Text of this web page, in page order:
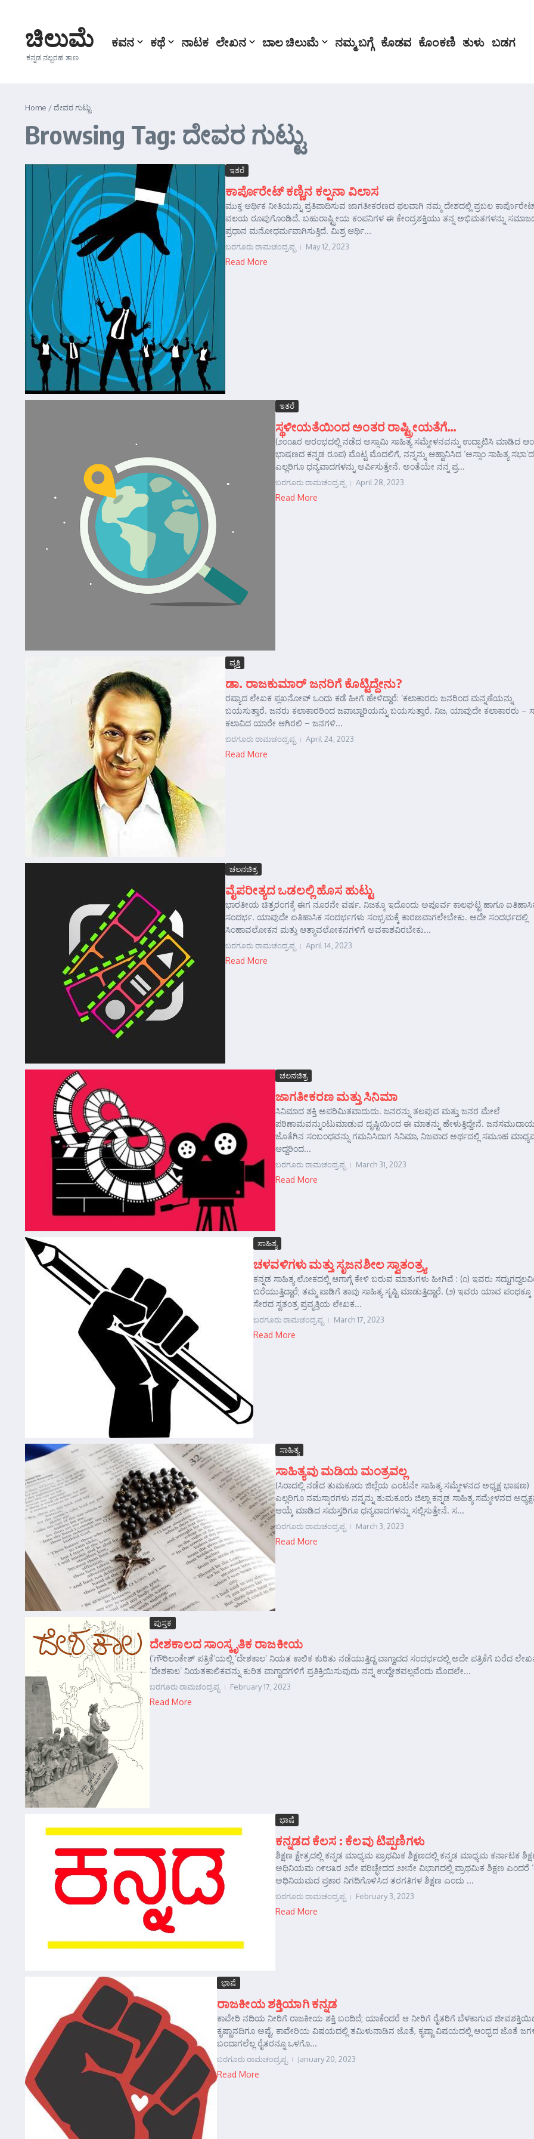
ಚಿಲುಮೆ
ಕನ್ನಡ ನಲ್ಬರಹ ತಾಣ
ಕವನ ಕಥೆ ನಾಟಕ ಲೇಖನ ಬಾಲ ಚಿಲುಮೆ ನಮ್ಮ ಬಗ್ಗೆ ಕೊಡವ ಕೊಂಕಣಿ ತುಳು ಬಡಗ
Home /ದೇವರ ಗುಟ್ಟು
Browsing Tag: ದೇವರ ಗುಟ್ಟು
ಇತರೆ
ಕಾರ್ಪೊರೇಟ್ ಕಣ್ಣಿನ ಕಲ್ಪನಾ ವಿಲಾಸ
ಮುಕ್ತ ಆರ್ಥಿಕ ನೀತಿಯನ್ನು ಪ್ರತಿಪಾದಿಸುವ ಜಾಗತೀಕರಣದ ಫಲವಾಗಿ ನಮ್ಮ ದೇಶದಲ್ಲಿ ಪ್ರಬಲ
ವಲಯ ರೂಪುಗೊಂಡಿದೆ. ಬಹುರಾಷ್ಟ್ರೀಯ ಕಂಪನಿಗಳ ಈ ಕೇಂದ್ರಶಕ್ತಿಯು ತನ್ನ ಅಭಿಮತಗಳನ್ನು
ಪ್ರಧಾನ ಮನೋಧರ್ಮವಾಗಿಸುತ್ತಿದೆ. ಮಿಶ್ರ ಆರ್ಥಿ...
ಬರಗೂರು ರಾಮಚಂದ್ರಪ್ಪ May 12, 2023
Read More
ಇತರೆ
ಸ್ಥಳೀಯತೆಯಿಂದ ಅಂತರ ರಾಷ್ಟ್ರೀಯತೆಗೆ…
(೨೦೧೩ರ ಆರಂಭದಲ್ಲಿ ನಡೆದ ಅಸ್ಸಾಮಿ ಸಾಹಿತ್ಯ ಸಮ್ಮೇಳನವನ್ನು ಉದ್ಘಾಟಿಸಿ ಮಾಡಿದ
ಭಾಷಣದ ಕನ್ನಡ ರೂಪ) ಮೊಟ್ಟ ಮೊದಲಿಗೆ, ನನ್ನನ್ನು ಆಹ್ವಾನಿಸಿದ ‘ಅಸ್ಸಾಂ ಸಾಹಿತ್ಯ ಸಭಾ’ದ
ಎಲ್ಲರಿಗೂ ಧನ್ಯವಾದಗಳನ್ನು ಅರ್ಪಿಸುತ್ತೇನೆ. ಅಂತೆಯೇ ನನ್ನ ಪ್ರ...
ಬರಗೂರು ರಾಮಚಂದ್ರಪ್ಪ April 28, 2023
Read More
ವ್ಯಕ್ತಿ
ಡಾ. ರಾಜಕುಮಾರ್‌ ಜನರಿಗೆ ಕೊಟ್ಟಿದ್ದೇನು?
ರಷ್ಯಾದ ಲೇಖಕ ಪ್ಲಖನೋವ್ ಒಂದು ಕಡೆ ಹೀಗೆ ಹೇಳಿದ್ದಾರೆ: ‘ಕಲಾಕಾರರು ಜನರಿಂದ ಮನ್ನಣೆಯನ್ನು
ಬಯಸುತ್ತಾರೆ. ಜನರು ಕಲಾಕಾರರಿಂದ ಜವಾಬ್ದಾರಿಯನ್ನು ಬಯಸುತ್ತಾರೆ. ನಿಜ, ಯಾವುದೇ ಕಲಾಕಾರರು –
ಕಲಾವಿದ ಯಾರೇ ಆಗಿರಲಿ – ಜನಗಳಿ...
ಬರಗೂರು ರಾಮಚಂದ್ರಪ್ಪ April 24, 2023
Read More
ಚಲನಚಿತ್ರ
ವೈಪರೀತ್ಯದ ಒಡಲಲ್ಲಿ ಹೊಸ ಹುಟ್ಟು
ಭಾರತೀಯ ಚಿತ್ರರಂಗಕ್ಕೆ ಈಗ ನೂರನೇ ವರ್ಷ. ನಿಜಕ್ಕೂ ಇದೊಂದು ಅಪೂರ್ವ ಕಾಲಘಟ್ಟ ಹಾಗೂ
ಸಂದರ್ಭ. ಯಾವುದೇ ಐತಿಹಾಸಿಕ ಸಂದರ್ಭಗಳು ಸಂಭ್ರಮಕ್ಕೆ ಕಾರಣವಾಗಲೇಬೇಕು. ಅದೇ ಸಂದರ್ಭದಲ್ಲಿ
ಸಿಂಹಾವಲೋಕನ ಮತ್ತು ಆತ್ಮಾವಲೋಕನಗಳಿಗೆ ಅವಕಾಶವಿರಬೇಕು...
ಬರಗೂರು ರಾಮಚಂದ್ರಪ್ಪ April 14, 2023
Read More
ಚಲನಚಿತ್ರ
ಜಾಗತೀಕರಣ ಮತ್ತು ಸಿನಿಮಾ
ಸಿನಿಮಾದ ಶಕ್ತಿ ಅಪರಿಮಿತವಾದುದು. ಜನರನ್ನು ತಲಪುವ ಮತ್ತು ಜನರ ಮೇಲೆ
ಪರಿಣಾಮವನ್ನುಂಟುಮಾಡುವ ದೃಷ್ಟಿಯಿಂದ ಈ ಮಾತನ್ನು ಹೇಳುತ್ತಿದ್ದೇನೆ.
ಜೊತೆಗಿನ ಸಂಬಂಧವನ್ನು ಗಮನಿಸಿದಾಗ ಸಿನಿಮಾ, ನಿಜವಾದ ಅರ್ಥದಲ್ಲಿ ಸಮೂಹ
ಆದ್ದರಿಂದ...
ಬರಗೂರು ರಾಮಚಂದ್ರಪ್ಪ March 31, 2023
Read More
ಸಾಹಿತ್ಯ
ಚಳವಳಿಗಳು ಮತ್ತು ಸೃಜನಶೀಲ ಸ್ವಾತಂತ್ರ್ಯ
ಕನ್ನಡ ಸಾಹಿತ್ಯ ಲೋಕದಲ್ಲಿ ಆಗಾಗ್ಗೆ ಕೇಳಿ ಬರುವ ಮಾತುಗಳು ಹೀಗಿವೆ : (೧) ಇವರು
ಬರೆಯುತ್ತಿದ್ದಾರೆ; ತಮ್ಮ ಪಾಡಿಗೆ ತಾವು ಸಾಹಿತ್ಯ ಸೃಷ್ಟಿ ಮಾಡುತ್ತಿದ್ದಾರೆ. (೨) ಇವರು ಯಾವ ಪಂಥಕ್ಕೂ
ಸೇರದ ಸ್ವತಂತ್ರ ಪ್ರವೃತ್ತಿಯ ಲೇಖಕ...
ಬರಗೂರು ರಾಮಚಂದ್ರಪ್ಪ March 17, 2023
Read More
ಸಾಹಿತ್ಯ
ಸಾಹಿತ್ಯವು ಮಡಿಯ ಮಂತ್ರವಲ್ಲ
(ಸಿರಾದಲ್ಲಿ ನಡೆದ ತುಮಕೂರು ಜಿಲ್ಲೆಯ ಎಂಟನೇ ಸಾಹಿತ್ಯ ಸಮ್ಮೇಳನದ ಅಧ್ಯಕ್ಷ ಭಾಷಣ)
ಎಲ್ಲರಿಗೂ ನಮಸ್ಕಾರಗಳು ನನ್ನನ್ನು ತುಮಕೂರು ಜಿಲ್ಲಾ ಕನ್ನಡ ಸಾಹಿತ್ಯ ಸಮ್ಮೇಳನದ
ಆಯ್ಕೆ ಮಾಡಿದ ಸಮಸ್ತರಿಗೂ ಧನ್ಯವಾದಗಳನ್ನು ಸಲ್ಲಿಸುತ್ತೇನೆ. ಸ...
ಬರಗೂರು ರಾಮಚಂದ್ರಪ್ಪ March 3, 2023
Read More
ಪುಸ್ತಕ
ದೇಶಕಾಲದ ಸಾಂಸ್ಕೃತಿಕ ರಾಜಕೀಯ
(‘ಗೌರಿಲಂಕೇಶ್ ಪತ್ರಿಕೆ’ಯಲ್ಲಿ ‘ದೇಶಕಾಲ’ ನಿಯತ ಕಾಲಿಕ ಕುರಿತು ನಡೆಯುತ್ತಿದ್ದ ವಾಗ್ವಾದದ ಸಂದರ್ಭದಲ್ಲಿ ಅದೇ ಪತ್ರಿಕೆಗೆ ಬರೆದ
‘ದೇಶಕಾಲ’ ನಿಯತಕಾಲಿಕವನ್ನು ಕುರಿತ ವಾಗ್ವಾದಗಳಿಗೆ ಪ್ರತಿಕ್ರಿಯಿಸುವುದು ನನ್ನ ಉದ್ದೇಶವಲ್ಲವೆಂದು ಮೊದಲೇ...
ಬರಗೂರು ರಾಮಚಂದ್ರಪ್ಪ February 17, 2023
Read More
ಭಾಷೆ
ಕನ್ನಡದ ಕೆಲಸ : ಕೆಲವು ಟಿಪ್ಪಣಿಗಳು
ಶಿಕ್ಷಣ ಕ್ಷೇತ್ರದಲ್ಲಿ ಕನ್ನಡ ಮಾಧ್ಯಮ ಪ್ರಾಥಮಿಕ ಶಿಕ್ಷಣದಲ್ಲಿ ಕನ್ನಡ ಮಾಧ್ಯಮ ಕರ್ನಾಟಕ
ಅಧಿನಿಯಮ ೧೯೮೩ರ ೨ನೇ ಪರಿಚ್ಛೇದದ ೨೫ನೇ ವಿಭಾಗದಲ್ಲಿ ಪ್ರಾಥಮಿಕ ಶಿಕ್ಷಣ ಎಂದರೆ
ಅಧಿನಿಯಮದ ಪ್ರಕಾರ ನಿಗದಿಗೊಳಿಸಿದ ತರಗತಿಗಳ ಶಿಕ್ಷಣ ಎಂದು ...
ಬರಗೂರು ರಾಮಚಂದ್ರಪ್ಪ February 3, 2023
Read More
ಭಾಷೆ
ರಾಜಕೀಯ ಶಕ್ತಿಯಾಗಿ ಕನ್ನಡ
ಕಾವೇರಿ ನದಿಯ ನೀರಿಗೆ ರಾಜಕೀಯ ಶಕ್ತಿ ಬಂದಿದೆ; ಯಾಕೆಂದರೆ ಆ ನೀರಿಗೆ ರೈತರಿಗೆ ಬೆಳಕಾಗುವ
ಕೃಷ್ಣಾನದಿಗೂ ಅಷ್ಟೆ, ಕಾವೇರಿಯ ವಿಷಯದಲ್ಲಿ ತಮಿಳುನಾಡಿನ ಜೊತೆ, ಕೃಷ್ಣಾ ವಿಷಯದಲ್ಲಿ ಆಂಧ್ರದ ಜೊತೆ
ಬಂದಾಗಲೆಲ್ಲ ರೈತರನ್ನೂ ಒಳಗೊ...
ಬರಗೂರು ರಾಮಚಂದ್ರಪ್ಪ January 20, 2023
Read More